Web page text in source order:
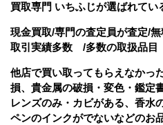
買取専門 いちふじが選ばれてい
現金買取/専門の査定員が査定/
取引実績多数 /多数の取扱品目
他店で買い取ってもらえなかっ
損、貴金属の破損・変色・鑑定
レンズのみ・カビがある、香水
ペンのインクがでないなどのお